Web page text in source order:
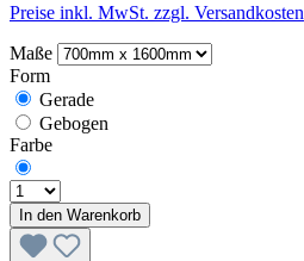
Preise inkl. MwSt. zzgl. Versandkosten
Maße
Form
Gerade
Gebogen
Farbe
In den Warenkorb